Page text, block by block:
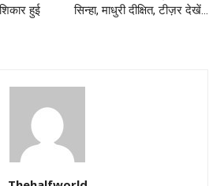
हुई
सिन्हा, माधुरी दीक्षित, टीज़र देखें…